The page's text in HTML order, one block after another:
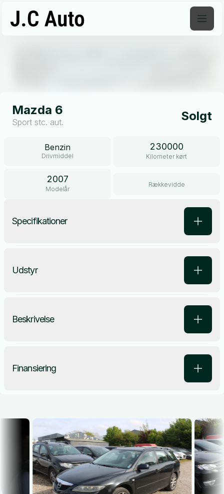
Mazda 6
Sport stc. aut. Solgt
Benzin
Drivmiddel
230000
Kilometer kørt
2007
Modelår
Rækkevidde
Specifikationer
Udstyr
Beskrivelse
Finansiering